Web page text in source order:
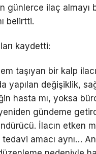
günlerce ilaç almayı
belirtti.
kaydetti:
taşıyan bir kalp
yapılan değişiklik,
hasta mı, yoksa
gündeme
İlacın etken
tedavi amacı aynı…